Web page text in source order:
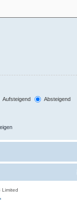
Aufsteigend Absteigend
Limited